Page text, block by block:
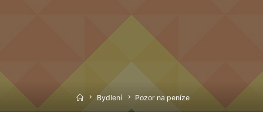
HomeBydlení Pozor na peníze